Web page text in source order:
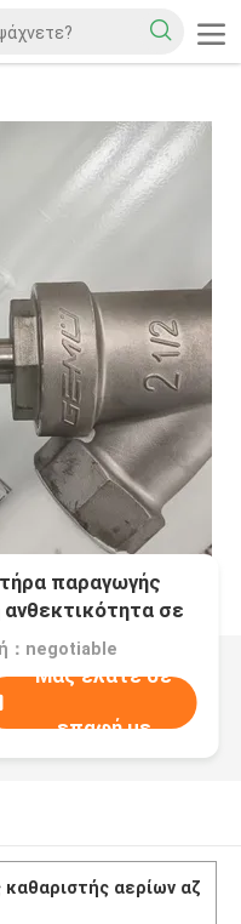
παραγωγής
σε
：negotiable
Μας ελάτε σε
επαφή με
αερίων αζ